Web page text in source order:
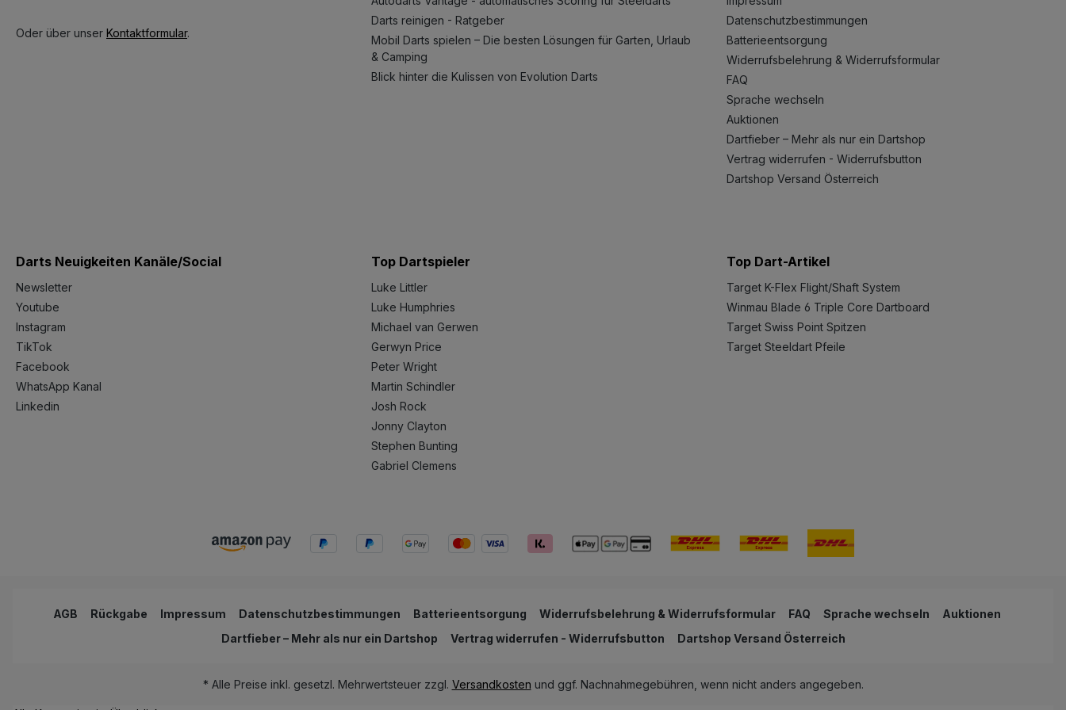
Oder über unser Kontaktformular.
Darts reinigen - Ratgeber
Mobil Darts spielen – Die besten Lösungen für Garten, Urlaub
& Camping
Blick hinter die Kulissen von Evolution Darts
Datenschutzbestimmungen
Batterieentsorgung
Widerrufsbelehrung & Widerrufsformular
FAQ
Sprache wechseln
Auktionen
Dartfieber – Mehr als nur ein Dartshop
Vertrag widerrufen - Widerrufsbutton
Dartshop Versand Österreich
Darts Neuigkeiten Kanäle/Social
Newsletter
Youtube
Instagram
TikTok
Facebook
WhatsApp Kanal
Linkedin
Top Dartspieler
Luke Littler
Luke Humphries
Michael van Gerwen
Gerwyn Price
Peter Wright
Martin Schindler
Josh Rock
Jonny Clayton
Stephen Bunting
Gabriel Clemens
Top Dart-Artikel
Target K-Flex Flight/Shaft System
Winmau Blade 6 Triple Core Dartboard
Target Swiss Point Spitzen
Target Steeldart Pfeile
AGB Rückgabe Impressum Datenschutzbestimmungen Batterieentsorgung Widerrufsbelehrung & Widerrufsformular FAQ Sprache wechseln
Auktionen
Dartfieber – Mehr als nur ein Dartshop
Vertrag widerrufen - Widerrufsbutton Dartshop Versand Österreich
* Alle Preise inkl. gesetzl. Mehrwertsteuer zzgl. Versandkosten und ggf. Nachnahmegebühren, wenn nicht anders angegeben.